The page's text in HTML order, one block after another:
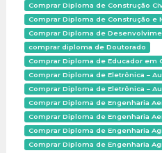
Comprar Diploma de Construção
Comprar Diploma de Construção e
Comprar Diploma de
comprar diploma de Doutorado
Comprar Diploma de Educador em
Comprar Diploma de Eletrônica –
Comprar Diploma de Eletrônica –
Comprar Diploma de Engenharia
Comprar Diploma de Engenharia
Comprar Diploma de Engenharia
Comprar Diploma de Engenharia